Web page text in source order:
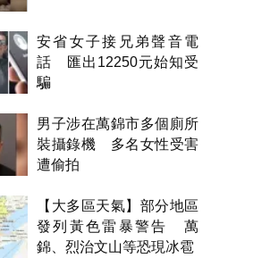
安省女子接兄弟聲音電
話 匯出12250元始知受
騙
男子涉在萬錦市多個廁所
裝攝錄機 多名女性受害
遭偷拍
【大多區天氣】部分地區
發列黃色雷暴警告 萬
錦、烈治文山等恐現冰雹